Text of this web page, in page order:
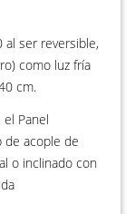
al ser reversible,
como luz fría
cm.
Panel
de acople de
o inclinado con